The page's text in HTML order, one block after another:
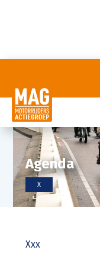
Agenda
X
Xxx